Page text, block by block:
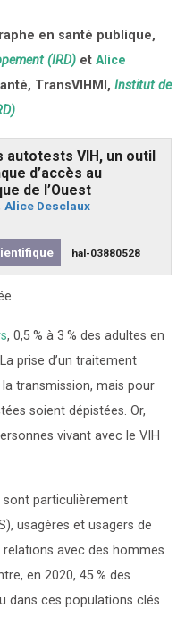
en santé publique,
(IRD) et Alice
TransVIHMI, Institut de
autotests VIH, un outil
d’accès au
de l’Ouest
Alice Desclaux
hal-03880528
, 0,5% à 3 % des adultes en
prise d’un traitement
transmission, mais pour
soient dépistées. Or,
vivant avec le VIH
sont particulièrement
usagères et usagers de
avec des hommes
en 2020, 45% des
dans ces populations clés